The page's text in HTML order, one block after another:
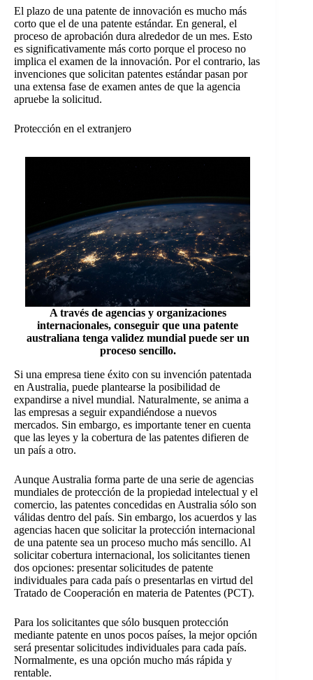
El plazo de una patente de innovación es mucho más
corto que el de una patente estándar. En general, el
proceso de aprobación dura alrededor de un mes. Esto
es significativamente más corto porque el proceso no
implica el examen de la innovación. Por el contrario, las
invenciones que solicitan patentes estándar pasan por
una extensa fase de examen antes de que la agencia
apruebe la solicitud.
Protección en el extranjero
A través de agencias y organizaciones
internacionales, conseguir que una patente
australiana tenga validez mundial puede ser un
proceso sencillo.
Si una empresa tiene éxito con su invención patentada
en Australia, puede plantearse la posibilidad de
expandirse a nivel mundial. Naturalmente, se anima a
las empresas a seguir expandiéndose a nuevos
mercados. Sin embargo, es importante tener en cuenta
que las leyes y la cobertura de las patentes difieren de
un país a otro.
Aunque Australia forma parte de una serie de agencias
mundiales de protección de la propiedad intelectual y el
comercio, las patentes concedidas en Australia sólo son
válidas dentro del país. Sin embargo, los acuerdos y las
agencias hacen que solicitar la protección internacional
de una patente sea un proceso mucho más sencillo. Al
solicitar cobertura internacional, los solicitantes tienen
dos opciones: presentar solicitudes de patente
individuales para cada país o presentarlas en virtud del
Tratado de Cooperación en materia de Patentes (PCT).
Para los solicitantes que sólo busquen protección
mediante patente en unos pocos países, la mejor opción
será presentar solicitudes individuales para cada país.
Normalmente, es una opción mucho más rápida y
rentable.